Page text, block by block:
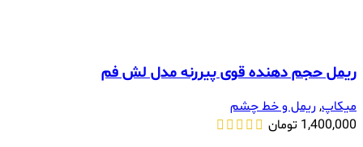
ریمل حجم دهنده قوی پیررنه مدل لش فم
میکاپ,ریمل و خط چشم
1,400,000 تومان